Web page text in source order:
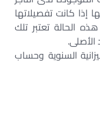
إذا كانت تفصيلاتها
الحالة تعتبر تلك
الأصلى.
السنوية وحساب